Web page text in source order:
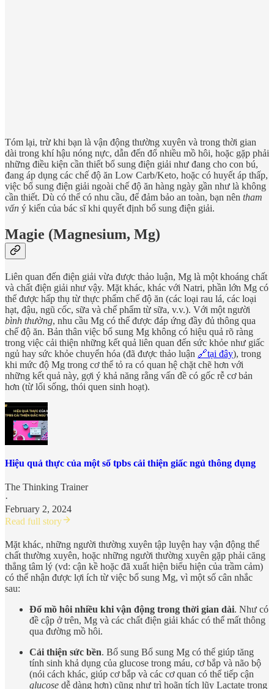
Tóm lại, trừ khi bạn là vận động thường xuyên và trong thời gian
dài trong khí hậu nóng nực, dẫn đến đổ nhiều mồ hôi, hoặc gặp phải
những điều kiện cần thiết bổ sung điện giải như đang cho con bú,
đang áp dụng các chế độ ăn Low Carb/Keto, hoặc có huyết áp thấp,
việc bổ sung điện giải ngoài chế độ ăn hàng ngày gần như là không
cần thiết. Dù có thể có nhu cầu, để đảm bảo an toàn, bạn nên tham
vấn ý kiến của bác sĩ khi quyết định bổ sung điện giải.
Magie (Magnesium, Mg)
Liên quan đến điện giải vừa được thảo luận, Mg là một khoáng chất
và chất điện giải như vậy. Mặt khác, khác với Natri, phần lớn Mg có
thể được hấp thụ từ thực phẩm chế độ ăn (các loại rau lá, các loại
hạt, đậu, ngũ cốc, sữa và chế phẩm từ sữa, v.v.). Với một người
bình thường, nhu cầu Mg có thể được đáp ứng đầy đủ thông qua
chế độ ăn. Bản thân việc bổ sung Mg không có hiệu quả rõ ràng
trong việc cải thiện những kết quả liên quan đến sức khỏe như giấc
ngủ hay sức khỏe chuyển hóa (đã được thảo luận 🔗tại đây), trong
khi mức độ Mg trong cơ thể tỏ ra có quan hệ chặt chẽ hơn với
những kết quả này, gợi ý khả năng rằng vấn đề có gốc rễ cơ bản
hơn (từ lối sống, thói quen sinh hoạt).
Hiệu quả thực của một số tpbs cải thiện giấc ngủ thông dụng
The Thinking Trainer
·
February 2, 2024
Read full story
Mặt khác, những người thường xuyên tập luyện hay vận động thể
chất thường xuyên, hoặc những người thường xuyên gặp phải căng
thẳng tâm lý (vd: cận kề hoặc đã xuất hiện biểu hiện của trầm cảm)
có thể nhận được lợi ích từ việc bổ sung Mg, vì một số cân nhắc
sau:
Đổ mồ hôi nhiều khi vận động trong thời gian dài. Như có
đề cập ở trên, Mg và các chất điện giải khác có thể mất thông
qua đường mồ hôi.
Cải thiện sức bền. Bổ sung Bổ sung Mg có thể giúp tăng
tính sinh khả dụng của glucose trong máu, cơ bắp và não bộ
(nói cách khác, giúp cơ bắp và các cơ quan có thể tiếp cận
glucose dễ dàng hơn) cũng như trì hoãn tích lũy Lactate trong